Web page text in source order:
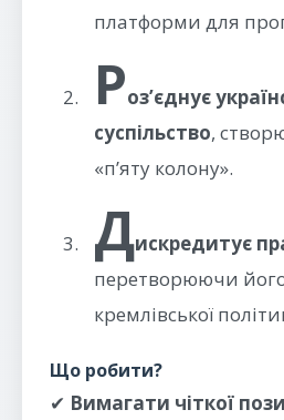
платформи для
Роз’єднує
суспільство,
«п’яту колону».
Дискредитує
перетворюючи
кремлівської
Що робити?
✔ Вимагати чіткої